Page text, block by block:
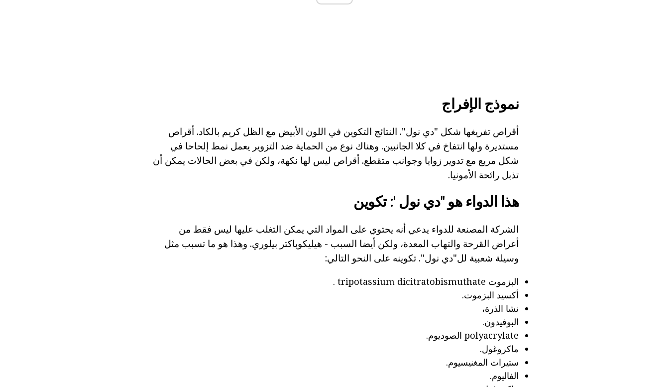
نموذج الإفراج
أقراص تفريغها شكل "دي نول". النتائج التكوين في اللون الأبيض مع الظل كريم بالكاد. أقراص
مستديرة ولها انتفاخ في كلا الجانبين. وهناك نوع من الحماية ضد التزوير يعمل نمط إلحاحا في
شكل مربع مع تدوير زوايا وجوانب متقطع. أقراص ليس لها نكهة، ولكن في بعض الحالات يمكن أن
تذبل رائحة الأمونيا.
هذا الدواء هو "دي نول ': تكوين
الشركة المصنعة للدواء يدعي أنه يحتوي على المواد التي يمكن التغلب عليها ليس فقط من
أعراض القرحة والتهاب المعدة، ولكن أيضا السبب - هيليكوباكتر بيلوري. وهذا هو ما تسبب مثل
وسيلة شعبية لل"دي نول". تكوينه على النحو التالي:
البزموت tripotassium dicitratobismuthate .
أكسيد البزموت.
نشا الذرة،
البوفيدون.
polyacrylate الصوديوم.
ماكروغول.
ستيرات المغنيسيوم.
الفاليوم.